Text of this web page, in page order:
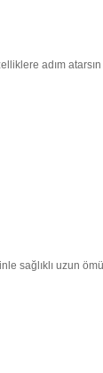
adım
sağlıklı uzun